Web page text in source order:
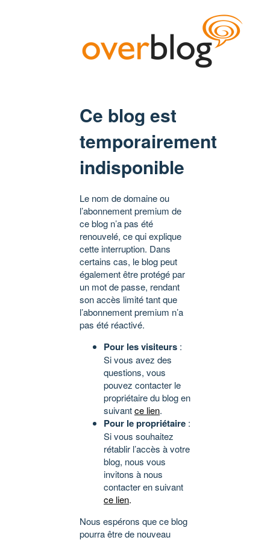
Ce blog est
temporairement
indisponible
Le nom de domaine ou
l’abonnement premium de
ce blog n’a pas été
renouvelé, ce qui explique
cette interruption. Dans
certains cas, le blog peut
également être protégé par
un mot de passe, rendant
son accès limité tant que
l’abonnement premium n’a
pas été réactivé.
Pour les visiteurs :
Si vous avez des
questions, vous
pouvez contacter le
propriétaire du blog en
suivantce lien.
Pour le propriétaire :
Si vous souhaitez
rétablir l’accès à votre
blog, nous vous
invitons à nous
contacter en suivant
ce lien.
Nous espérons que ce blog
pourra être de nouveau